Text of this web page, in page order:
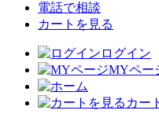
電話で相談
カートを見る
ログイン
MYペー
カー